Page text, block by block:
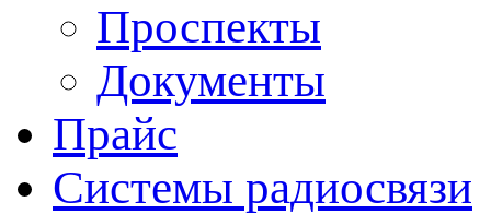
Проспекты
Документы
Прайс
Системы радиосвязи